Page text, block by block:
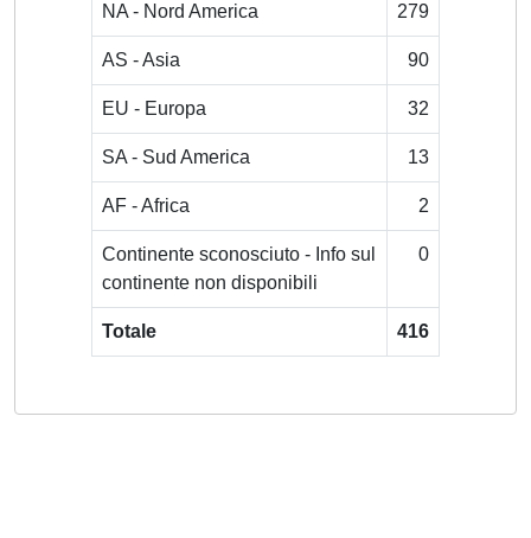
NA - Nord America 279
AS - Asia 90
EU - Europa 32
SA - Sud America 13
AF - Africa 2
Continente sconosciuto - Info sul
continente non disponibili
0
Totale 416